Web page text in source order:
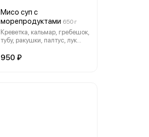
Мисо суп с
морепродуктами 650 г
Креветка, кальмар, гребешок,
тубу, ракушки, палтус, лук
специи, рис
950 ₽